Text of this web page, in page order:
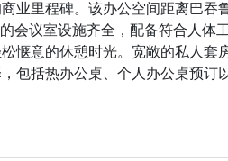
业里程碑。该办公空间距离巴吞
会议室设施齐全，配备符合人体
惬意的休憩时光。宽敞的私人套
包括热办公桌、个人办公桌预订